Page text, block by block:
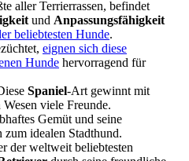
aller Terrierrassen, befindet
und Anpassungsfähigkeit
beliebtesten Hunde.
eignen sich diese
Hunde hervorragend für
Spaniel-Art gewinnt mit
viele Freunde.
Gemüt und seine
idealen Stadthund.
der weltweit beliebtesten